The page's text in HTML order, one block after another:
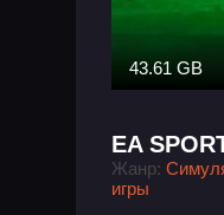
43.61 GB
EA
Жанр:
игры